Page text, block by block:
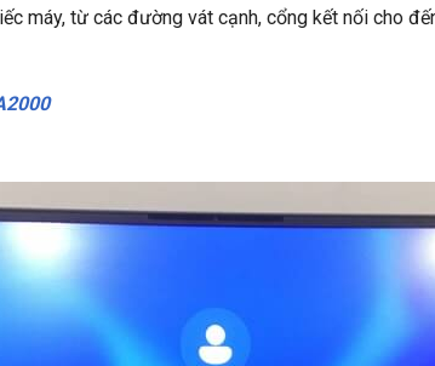
máy, từ các đường vát cạnh, cổng kết nối cho